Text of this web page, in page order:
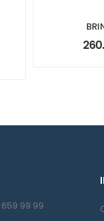
659 99 99